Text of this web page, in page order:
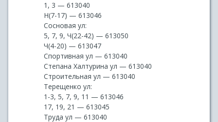
1, 3 — 613040
Н(7-17) — 613046
Сосновая ул:
5, 7, 9, Ч(22-42) — 613050
Ч(4-20) — 613047
Спортивная ул — 613040
Степана Халтурина ул — 613040
Строительная ул — 613040
Терещенко ул:
1-3, 5, 7, 9, 11 — 613046
17, 19, 21 — 613045
Труда ул — 613040